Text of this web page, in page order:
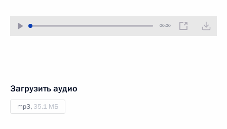
00:00
Загрузить аудио
mp3, 35.1 МБ